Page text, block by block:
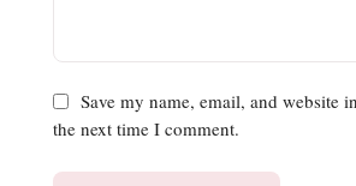
Save my name, email, and website
the next time I comment.